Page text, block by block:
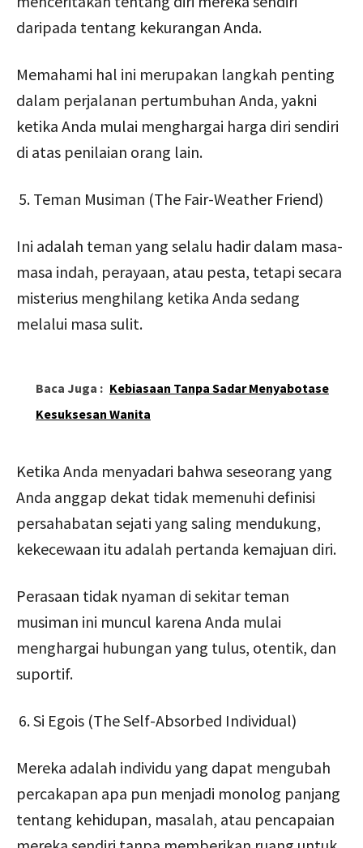
daripada tentang kekurangan Anda.
Memahami hal ini merupakan langkah penting
dalam perjalanan pertumbuhan Anda, yakni
ketika Anda mulai menghargai harga diri sendiri
di atas penilaian orang lain.
Teman Musiman (The Fair-Weather Friend)
Ini adalah teman yang selalu hadir dalam masa-
masa indah, perayaan, atau pesta, tetapi secara
misterius menghilang ketika Anda sedang
melalui masa sulit.
Baca Juga : Kebiasaan Tanpa Sadar Menyabotase
Kesuksesan Wanita
Ketika Anda menyadari bahwa seseorang yang
Anda anggap dekat tidak memenuhi definisi
persahabatan sejati yang saling mendukung,
kekecewaan itu adalah pertanda kemajuan diri.
Perasaan tidak nyaman di sekitar teman
musiman ini muncul karena Anda mulai
menghargai hubungan yang tulus, otentik, dan
suportif.
Si Egois (The Self-Absorbed Individual)
Mereka adalah individu yang dapat mengubah
percakapan apa pun menjadi monolog panjang
tentang kehidupan, masalah, atau pencapaian